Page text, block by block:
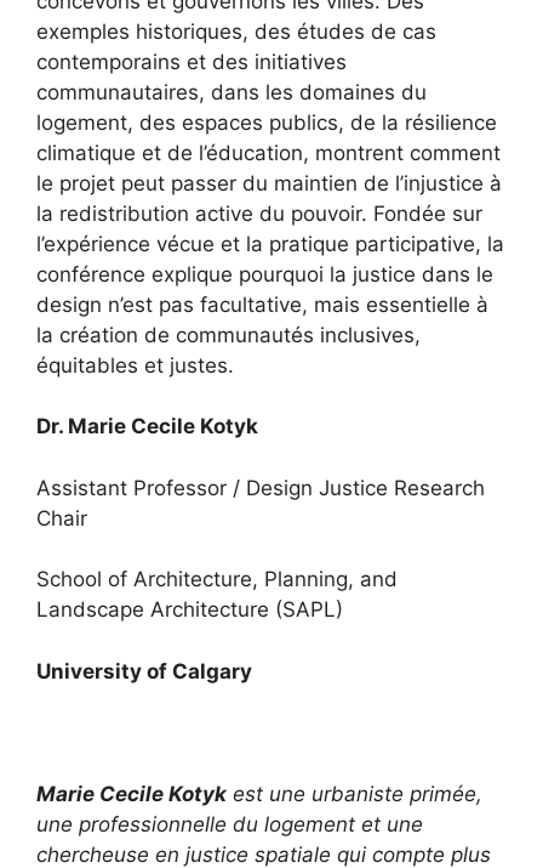
exemples historiques, des études de cas
contemporains et des initiatives
communautaires, dans les domaines du
logement, des espaces publics, de la résilience
climatique et de l’éducation, montrent comment
le projet peut passer du maintien de l’injustice à
la redistribution active du pouvoir. Fondée sur
l’expérience vécue et la pratique participative, la
conférence explique pourquoi la justice dans le
design n’est pas facultative, mais essentielle à
la création de communautés inclusives,
équitables et justes.
Dr. Marie Cecile Kotyk
Assistant Professor / Design Justice Research
Chair
School of Architecture, Planning, and
Landscape Architecture (SAPL)
University of Calgary
Marie Cecile Kotyk est une urbaniste primée,
une professionnelle du logement et une
chercheuse en justice spatiale qui compte plus